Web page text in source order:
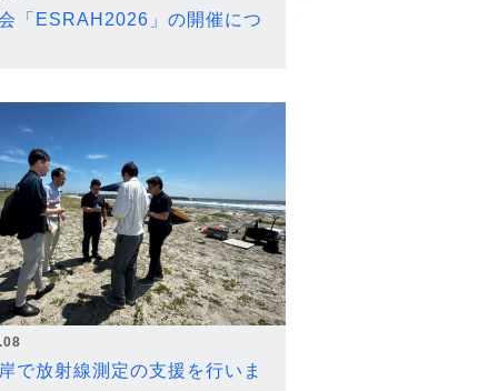
「ESRAH2026」の開催につ
で放射線測定の支援を行いま